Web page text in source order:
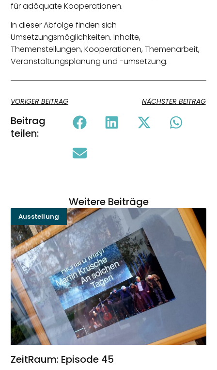
für adäquate Kooperationen.
In dieser Abfolge finden sich
Umsetzungsmöglichkeiten. Inhalte,
Themenstellungen, Kooperationen, Themenarbeit,
Veranstaltungsplanung und -umsetzung.
VORIGER BEITRAG NÄCHSTER BEITRAG
Beitrag
teilen:
Weitere Beiträge
Ausstellung
ZeitRaum: Episode 45